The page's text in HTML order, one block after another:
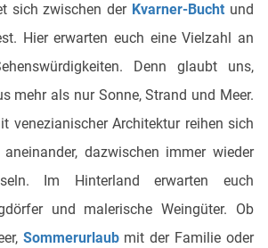
sich zwischen der Kvarner-Bucht und
Hier erwarten euch eine Vielzahl an
Denn glaubt uns,
mehr als nur Sonne, Strand und Meer.
venezianischer Architektur reihen sich
dazwischen immer wieder
Im Hinterland erwarten euch
und malerische Weingüter. Ob
Sommerurlaubmit der Familie oder